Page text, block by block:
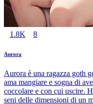
1.8K 8
Aurora
Aurora è una ragazza goth
ama mangiare e sogna di
coccolare e con cui uscire.
seni delle dimensioni di un